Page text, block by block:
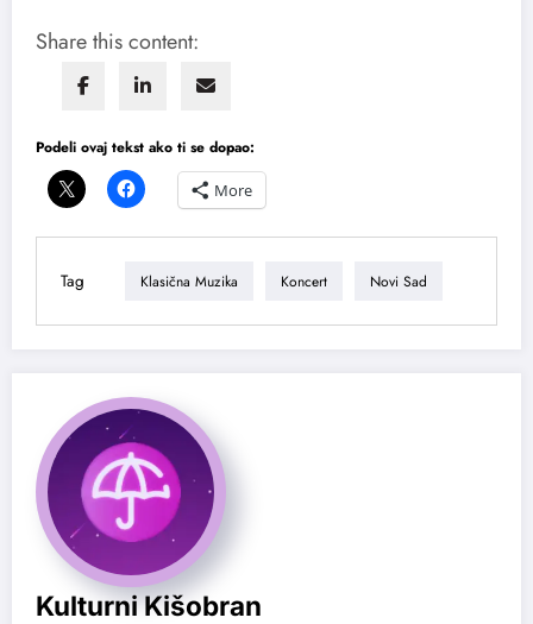
Share this content:
Podeli ovaj tekst ako ti se dopao:
More
Tag Klasična Muzika Koncert Novi Sad
Kulturni Kišobran